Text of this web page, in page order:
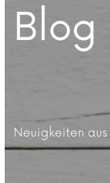
Blog
Neuigkeiten aus